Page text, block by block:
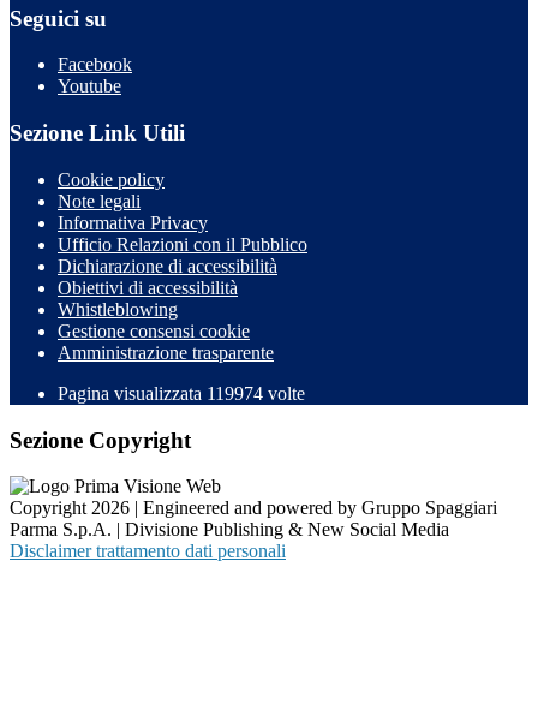
Seguici su
Facebook
Youtube
Sezione Link Utili
Cookie policy
Note legali
Informativa Privacy
Ufficio Relazioni con il Pubblico
Dichiarazione di accessibilità
Obiettivi di accessibilità
Whistleblowing
Gestione consensi cookie
Amministrazione trasparente
Pagina visualizzata 119974 volte
Sezione Copyright
Copyright 2026 | Engineered and powered by Gruppo Spaggiari
Parma S.p.A. | Divisione Publishing & New Social Media
Disclaimer trattamento dati personali